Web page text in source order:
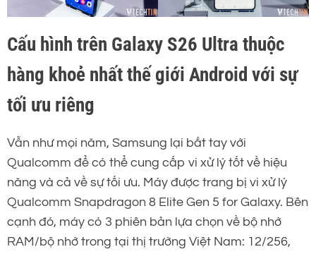
Cấu hình trên Galaxy S26 Ultra thuộc
hàng khoẻ nhất thế giới Android với sự
tối ưu riêng
Vẫn như mọi năm, Samsung lại bắt tay với
Qualcomm để có thể cung cấp vi xử lý tốt về hiệu
năng và cả về sự tối ưu. Máy được trang bị vi xử lý
Qualcomm Snapdragon 8 Elite Gen 5 for Galaxy. Bên
cạnh đó, máy có 3 phiên bản lựa chọn về bộ nhớ
RAM/bộ nhớ trong tại thị trường Việt Nam: 12/256,